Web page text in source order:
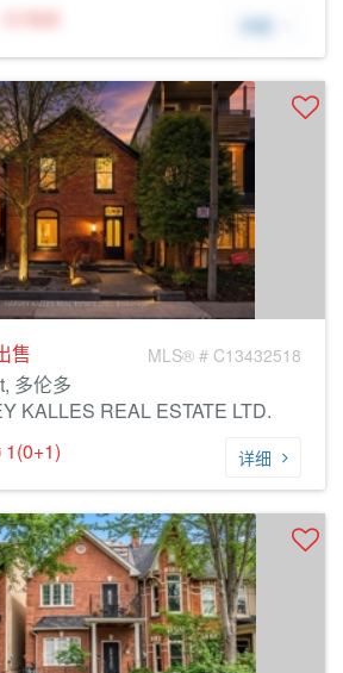
N/A 详细
售 MLS® # C13432518
多伦多
KALLES REAL ESTATE LTD.
1(0+1) 详细